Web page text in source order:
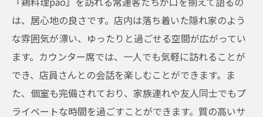
は、居心地の良さです。店内は落ち着いた隠れ家のよう
な雰囲気が漂い、ゆったりと過ごせる空間が広がってい
ます。カウンター席では、一人でも気軽に訪れることが
でき、店員さんとの会話を楽しむことができます。ま
た、個室も完備されており、家族連れや友人同士でもプ
ライベートな時間を過ごすことができます。質の高いサ